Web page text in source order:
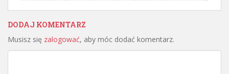
DODAJ KOMENTARZ
Musisz się zalogować, aby móc dodać komentarz.